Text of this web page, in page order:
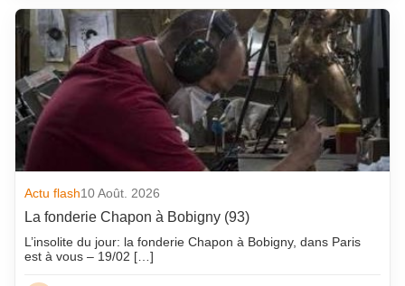
Actu flash10 Août. 2026
La fonderie Chapon à Bobigny (93)
L’insolite du jour: la fonderie Chapon à Bobigny, dans Paris
est à vous – 19/02 […]